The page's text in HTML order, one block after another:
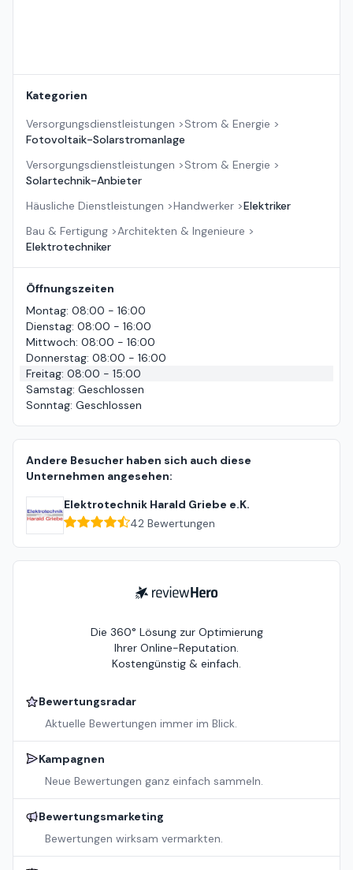
Kategorien
Versorgungsdienstleistungen >Strom & Energie >
Fotovoltaik-Solarstromanlage
Versorgungsdienstleistungen >Strom & Energie >
Solartechnik-Anbieter
Häusliche Dienstleistungen >Handwerker >Elektriker
Bau & Fertigung >Architekten & Ingenieure >
Elektrotechniker
Öffnungszeiten
Montag: 08:00 - 16:00
Dienstag: 08:00 - 16:00
Mittwoch: 08:00 - 16:00
Donnerstag: 08:00 - 16:00
Freitag: 08:00 - 15:00
Samstag: Geschlossen
Sonntag: Geschlossen
Andere Besucher haben sich auch diese
Unternehmen angesehen:
Elektrotechnik Harald Griebe e.K.
42 Bewertungen
ReviewHero
Die 360° Lösung zur Optimierung
Ihrer Online-Reputation.
Kostengünstig & einfach.
Bewertungsradar
Aktuelle Bewertungen immer im Blick.
Kampagnen
Neue Bewertungen ganz einfach sammeln.
Bewertungsmarketing
Bewertungen wirksam vermarkten.